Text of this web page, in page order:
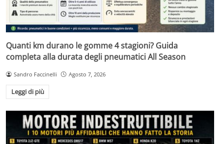
Quanti km durano le gomme 4 stagioni? Guida
completa alla durata degli pneumatici All Season
Sandro Faccinelli Agosto 7, 2026
Leggi di più